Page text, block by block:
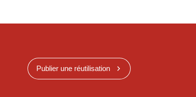
Publier une réutilisation